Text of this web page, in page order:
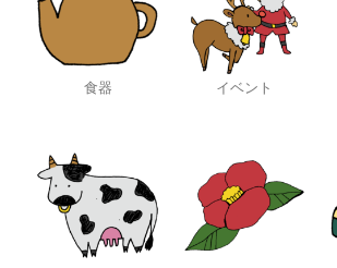
食器 イベント